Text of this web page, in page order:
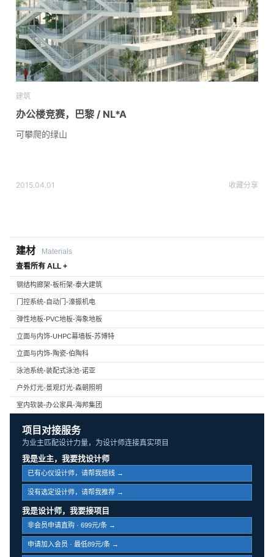
建筑
办公楼竞赛，巴黎 / NL*A
可攀爬的绿山
2015.04.01 收藏分享
建材
Materials
查看所有 ALL +
钢结构廊架-板桁架-泰大建筑
门控系统-自动门-濠振机电
弹性地板-PVC地板-海象地板
立面与内饰-UHPC幕墙板-苏博特
立面与内饰-陶瓷-伯陶科
泳池系统-装配式泳池-诺亚
户外灯光-景观灯光-森朝照明
室内软装-办公家具-海邦集团
项目对接服务
为业主匹配设计力量，为设计师连接真实项目
我是业主，我要找设计师
已有心仪设计师，请帮我搭线 →
没有选定设计师，请帮我推荐 →
我是设计师，我要接项目
非会员申请直购 · 699元/条 →
申请加入会员 · 最低89元/条 →